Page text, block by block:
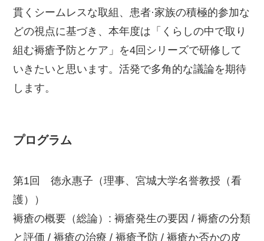
貫くシームレスな取組、患者·家族の積極的参加な
どの視点に基づき、本年度は「くらしの中で取り
組む褥瘡予防とケア」を4回シリーズで研修して
いきたいと思います。活発で多角的な議論を期待
します。
プログラム
第1回 徳永惠子（理事、宮城大学名誉教授（看
護））
褥瘡の概要（総論）: 褥瘡発生の要因 / 褥瘡の分類
と評価 / 褥瘡の治療 / 褥瘡予防 / 褥瘡か否かの皮